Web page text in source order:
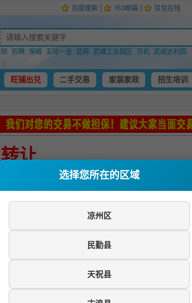
百度搜索 163邮箱 豆包在线
招聘 保姆 五险一金 武南 武威工业园区 司机 武威达利园
选择您所在的区域
凉州区
民勤县
天祝县
旺铺出兑 二手交易 家装家政 招生培训
让
发布时间：2025-07-30 03:42:32
，营业中带技术客源稳定，配备齐全，接手即可